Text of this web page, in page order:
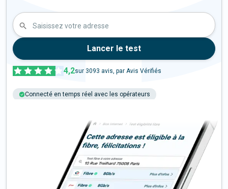
Saisissez votre adresse
Lancer le test
4,2sur 3093 avis, par Avis Vérifiés
Connecté en temps réel avec les opérateurs